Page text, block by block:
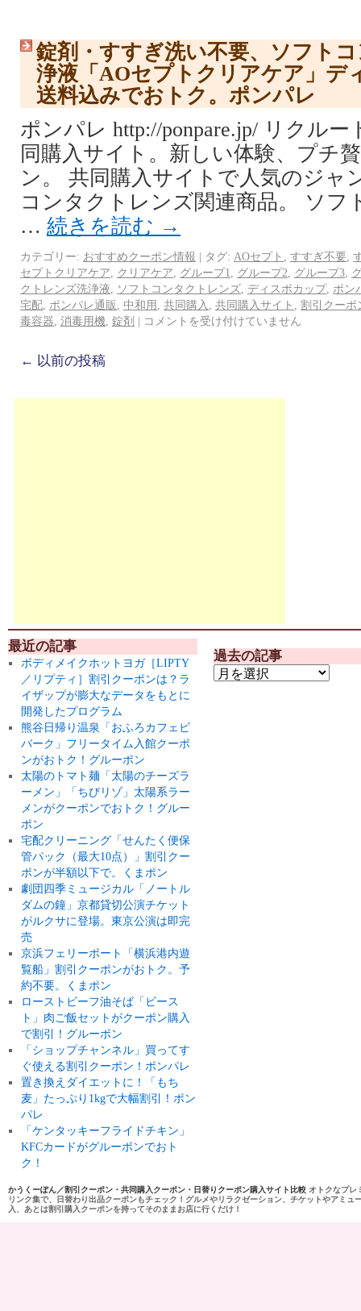
錠剤・すすぎ洗い不要、ソフト
浄液「AOセプトクリアケア」デ
送料込みでおトク。ポンパレ
ポンパレ http://ponpare.jp/ リクル
同購入サイト。新しい体験、プチ
ン。 共同購入サイトで人気のジャ
コンタクトレンズ関連商品。 ソフ
… 続きを読む →
カテゴリー: おすすめクーポン情報 | タグ: AOセプト すすぎ不要
セプトクリアケア
クリアケア グループ1 グループ2 グループ3
クトレンズ洗浄液
ソフトコンタクトレンズ ディスポカップ, ポン
宅配 ポンパレ通販 中和用 共同購入 共同購入サイト
割引クーポ
毒容器 消毒用機 錠剤 | コメントを受け付けていません
← 以前の投稿
最近の記事
ボディメイクホットヨガ［LIPTY
／リプティ］割引クーポンは？ラ
イザップが膨大なデータをもとに
開発したプログラム
熊谷日帰り温泉「おふろカフェビ
バーク」フリータイム入館クーポ
ンがおトク！グルーポン
太陽のトマト麺「太陽のチーズラ
ーメン」「ちびリゾ」太陽系ラー
メンがクーポンでおトク！グルー
ポン
宅配クリーニング「せんたく便保
管パック（最大10点）」割引クー
ポンが半額以下で。くまポン
劇団四季ミュージカル「ノートル
ダムの鐘」京都貸切公演チケット
がルクサに登場。東京公演は即完
売
京浜フェリーボート「横浜港内遊
覧船」割引クーポンがおトク。予
約不要。くまポン
ローストビーフ油そば「ビース
ト」肉ご飯セットがクーポン購入
で割引！グルーポン
「ショップチャンネル」買ってす
ぐ使える割引クーポン！ポンパレ
置き換えダイエットに！「もち
麦」たっぷり1kgで大幅割引！ポン
パレ
「ケンタッキーフライドチキン」
KFCカードがグルーポンでおト
ク！
過去の記事
かうくーぽん／割引クーポン・共同購入クーポン・日替りクーポン購入サイト比較 オトクなプレ
リンク集で、日替わり出品クーポンもチェック！グルメやリラクゼーション、チケットやアミ
入、あとは割引購入クーポンを持ってそのままお店に行くだけ！